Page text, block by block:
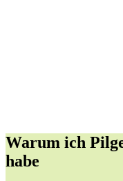
Warum ich
habe